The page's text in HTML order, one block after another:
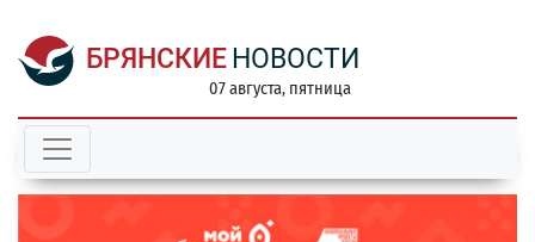
БРЯНСКИЕ НОВОСТИ
07 августа, пятница